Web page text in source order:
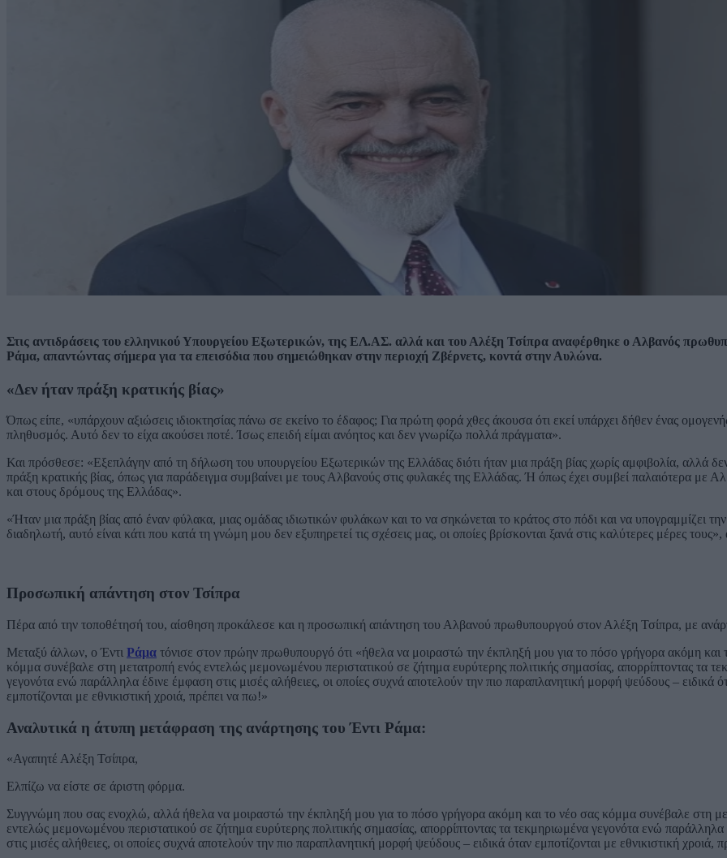
Στις αντιδράσεις του ελληνικού Υπουργείου Εξωτερικών, της ΕΛ.ΑΣ. αλλά και του Αλέξη Τσίπρα αναφέρθηκε ο Αλβανός
Ράμα, απαντώντας σήμερα για τα επεισόδια που σημειώθηκαν στην περιοχή Ζβέρνετς, κοντά στην Αυλώνα.
«Δεν ήταν πράξη κρατικής βίας»
Όπως είπε, «υπάρχουν αξιώσεις ιδιοκτησίας πάνω σε εκείνο το έδαφος; Για πρώτη φορά χθες άκουσα ότι εκεί υπάρχει δήθεν ένας
πληθυσμός. Αυτό δεν το είχα ακούσει ποτέ. Ίσως επειδή είμαι ανόητος και δεν γνωρίζω πολλά πράγματα».
Και πρόσθεσε: «Εξεπλάγην από τη δήλωση του υπουργείου Εξωτερικών της Ελλάδας διότι ήταν μια πράξη βίας χωρίς αμφιβολία, αλλά
πράξη κρατικής βίας, όπως για παράδειγμα συμβαίνει με τους Αλβανούς στις φυλακές της Ελλάδας. Ή όπως έχει συμβεί παλαιότερα με
και στους δρόμους της Ελλάδας».
«Ήταν μια πράξη βίας από έναν φύλακα, μιας ομάδας ιδιωτικών φυλάκων και το να σηκώνεται το κράτος στο πόδι και να υπογραμμίζει την
διαδηλωτή, αυτό είναι κάτι που κατά τη γνώμη μου δεν εξυπηρετεί τις σχέσεις μας, οι οποίες βρίσκονται ξανά στις καλύτερες μέρες
Προσωπική απάντηση στον Τσίπρα
Πέρα από την τοποθέτησή του, αίσθηση προκάλεσε και η προσωπική απάντηση του Αλβανού πρωθυπουργού στον Αλέξη Τσίπρα, με
Μεταξύ άλλων, ο Έντι Ράμα τόνισε στον πρώην πρωθυπουργό ότι «ήθελα να μοιραστώ την έκπληξή μου για το πόσο γρήγορα ακόμη και
κόμμα συνέβαλε στη μετατροπή ενός εντελώς μεμονωμένου περιστατικού σε ζήτημα ευρύτερης πολιτικής σημασίας, απορρίπτοντας τα
γεγονότα ενώ παράλληλα έδινε έμφαση στις μισές αλήθειες, οι οποίες συχνά αποτελούν την πιο παραπλανητική μορφή ψεύδους – ειδικά
εμποτίζονται με εθνικιστική χροιά, πρέπει να πω!»
Αναλυτικά η άτυπη μετάφραση της ανάρτησης του Έντι Ράμα:
«Αγαπητέ Αλέξη Τσίπρα,
Ελπίζω να είστε σε άριστη φόρμα.
Συγγνώμη που σας ενοχλώ, αλλά ήθελα να μοιραστώ την έκπληξή μου για το πόσο γρήγορα ακόμη και το νέο σας κόμμα συνέβαλε στη
εντελώς μεμονωμένου περιστατικού σε ζήτημα ευρύτερης πολιτικής σημασίας, απορρίπτοντας τα τεκμηριωμένα γεγονότα ενώ
στις μισές αλήθειες, οι οποίες συχνά αποτελούν την πιο παραπλανητική μορφή ψεύδους – ειδικά όταν εμποτίζονται με εθνικιστική χροιά,